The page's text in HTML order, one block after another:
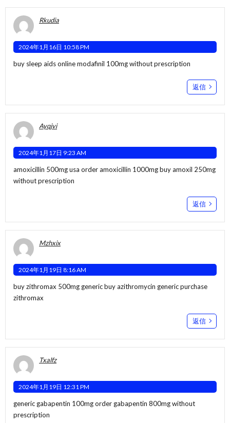
Rkudia
2024年1月16日 10:58 PM
buy sleep aids onlinemodafinil 100mg without prescription
返信
Ayqjvi
2024年1月17日 9:23 AM
amoxicillin 500mg usa order amoxicillin 1000mgbuy amoxil 250mg
without prescription
返信
Mzhxix
2024年1月19日 8:16 AM
buy zithromax 500mg genericbuy azithromycin genericpurchase
zithromax
返信
Txalfz
2024年1月19日 12:31 PM
generic gabapentin 100mgorder gabapentin 800mg without
prescription